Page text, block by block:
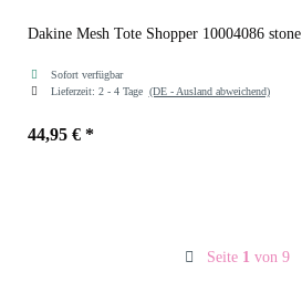
Dakine Mesh Tote Shopper 10004086 stone
Sofort verfügbar
Lieferzeit: 2 - 4 Tage (DE - Ausland abweichend)
44,95 € *
Seite 1 von 9